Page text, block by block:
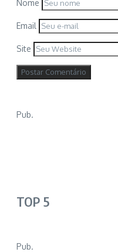
Nome
Email
Site
Pub.
TOP 5
Pub.